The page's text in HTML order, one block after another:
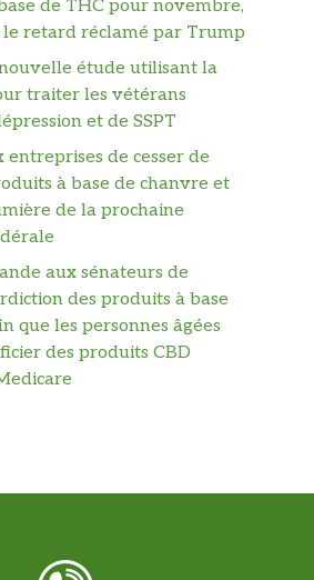
de THC pour novembre,
le retard réclamé par Trump
étude utilisant la
traiter les vétérans
et de SSPT
entreprises de cesser de
à base de chanvre et
de la prochaine
aux sénateurs de
des produits à base
que les personnes âgées
des produits CBD